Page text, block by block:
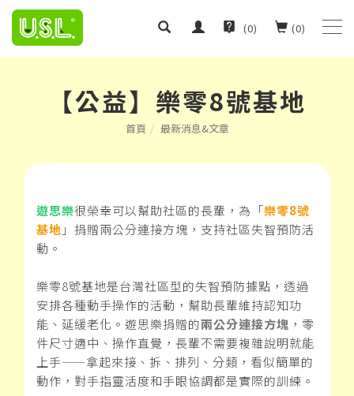
(0)
(0)
【公益】樂零8號基地
首頁 最新消息&文章
遊思樂很榮幸可以幫助社區的長輩，為「樂零8號
基地 」捐贈兩公分連接方塊，支持社區失智預防活
動。
樂零8號基地是台灣社區型的失智預防據點，透過
安排各種動手操作的活動，幫助長輩維持認知功
能、延緩老化。遊思樂捐贈的兩公分連接方塊 ，零
件尺寸適中、操作直覺，長輩不需要複雜說明就能
上手——拿起來接、拆、排列、分類，看似簡單的
動作，對手指靈活度和手眼協調都是實際的訓練。